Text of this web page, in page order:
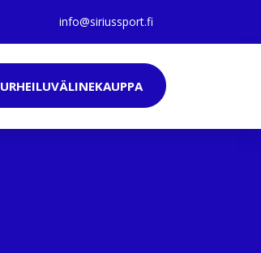
info@siriussport.fi
URHEILUVÄLINEKAUPPA